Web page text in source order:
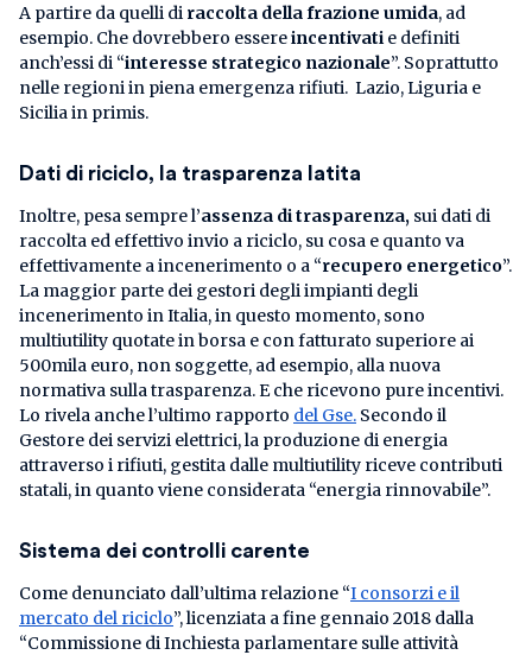
A partire da quelli di raccolta della frazione umida, ad
esempio. Che dovrebbero essereincentivati e definiti
anch’essi di “interesse strategico nazionale”. Soprattutto
nelle regioni in piena emergenza rifiuti. Lazio, Liguria e
Sicilia in primis.
Dati di riciclo, la trasparenza latita
Inoltre, pesa sempre l’assenza di trasparenza, sui dati di
raccolta ed effettivo invio a riciclo, su cosa e quanto va
effettivamente a incenerimento o a “recupero energetico”.
La maggior parte dei gestori degli impianti degli
incenerimento in Italia, in questo momento, sono
multiutility quotate in borsa e con fatturato superiore ai
500mila euro, non soggette, ad esempio, alla nuova
normativa sulla trasparenza. E che ricevono pure incentivi.
Lo rivela anche l’ultimo rapporto del Gse. Secondo il
Gestore dei servizi elettrici, la produzione di energia
attraverso i rifiuti, gestita dalle multiutility riceve contributi
statali, in quanto viene considerata “energia rinnovabile”.
Sistema dei controlli carente
Come denunciato dall’ultima relazione “I consorzi e il
mercato del riciclo”, licenziata a fine gennaio 2018 dalla
“Commissione di Inchiesta parlamentare sulle attività